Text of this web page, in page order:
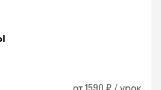
от 1590 ₽ / урок